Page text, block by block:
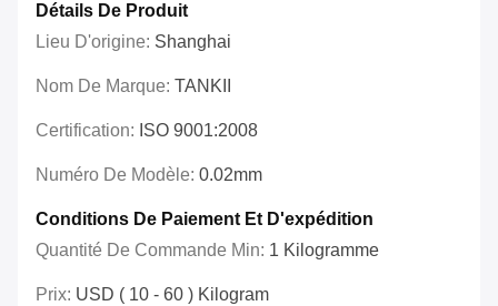
Détails De Produit
Lieu D'origine: Shanghai
Nom De Marque: TANKII
Certification: ISO 9001:2008
Numéro De Modèle: 0.02mm
Conditions De Paiement Et D'expédition
Quantité De Commande Min: 1 Kilogramme
Prix: USD ( 10 - 60 ) Kilogram